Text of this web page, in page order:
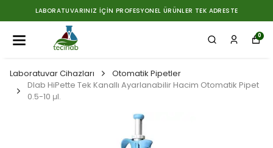
LABORATUVARINIZ İÇIN PROFESYONEL ÜRÜNLER TEK ADRESTE
0
Laboratuvar Cihazları
Otomatik Pipetler
Dlab HiPette Tek Kanallı Ayarlanabilir Hacim Otomatik Pipet
0.5-10 μl.